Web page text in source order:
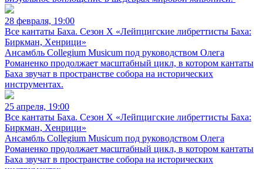
28 февраля, 19:00
Все кантаты Баха. Сезон X «Лейпцигские либреттисты Баха:
Биркман, Хенрици»
Ансамбль Collegium Musicum под руководством Олега
Романенко продолжает масштабный цикл, в котором кантаты
Баха звучат в пространстве собора на исторических
инструментах.
25 апреля, 19:00
Все кантаты Баха. Сезон X «Лейпцигские либреттисты Баха:
Биркман, Хенрици»
Ансамбль Collegium Musicum под руководством Олега
Романенко продолжает масштабный цикл, в котором кантаты
Баха звучат в пространстве собора на исторических